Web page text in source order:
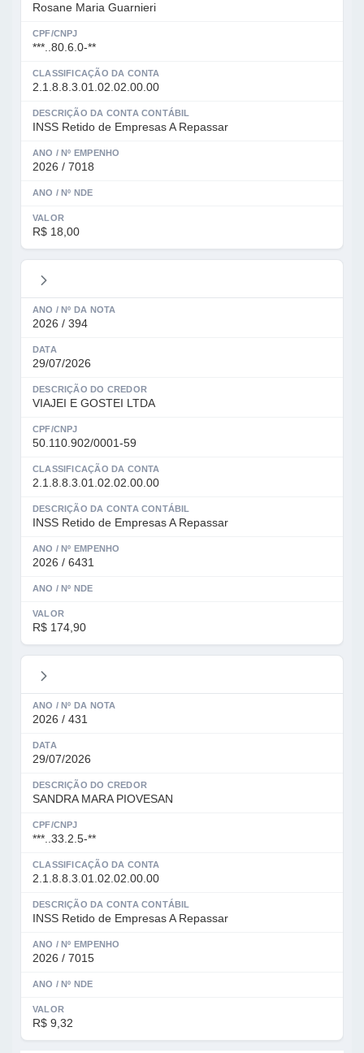
Rosane Maria Guarnieri
CPF/CNPJ
***..80.6.0-**
CLASSIFICAÇÃO DA CONTA
2.1.8.8.3.01.02.02.00.00
DESCRIÇÃO DA CONTA CONTÁBIL
INSS Retido de Empresas A Repassar
ANO / Nº EMPENHO
2026 / 7018
ANO / Nº NDE
VALOR
R$ 18,00
ANO / Nº DA NOTA
2026 / 394
DATA
29/07/2026
DESCRIÇÃO DO CREDOR
VIAJEI E GOSTEI LTDA
CPF/CNPJ
50.110.902/0001-59
CLASSIFICAÇÃO DA CONTA
2.1.8.8.3.01.02.02.00.00
DESCRIÇÃO DA CONTA CONTÁBIL
INSS Retido de Empresas A Repassar
ANO / Nº EMPENHO
2026 / 6431
ANO / Nº NDE
VALOR
R$ 174,90
ANO / Nº DA NOTA
2026 / 431
DATA
29/07/2026
DESCRIÇÃO DO CREDOR
SANDRA MARA PIOVESAN
CPF/CNPJ
***..33.2.5-**
CLASSIFICAÇÃO DA CONTA
2.1.8.8.3.01.02.02.00.00
DESCRIÇÃO DA CONTA CONTÁBIL
INSS Retido de Empresas A Repassar
ANO / Nº EMPENHO
2026 / 7015
ANO / Nº NDE
VALOR
R$ 9,32